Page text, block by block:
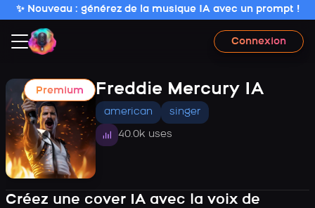
✨ Nouveau : générez de la musique IA avec un prompt !
Connexion
Premium Freddie Mercury IA
american singer
40.0k uses
Créez une cover IA avec la voix de